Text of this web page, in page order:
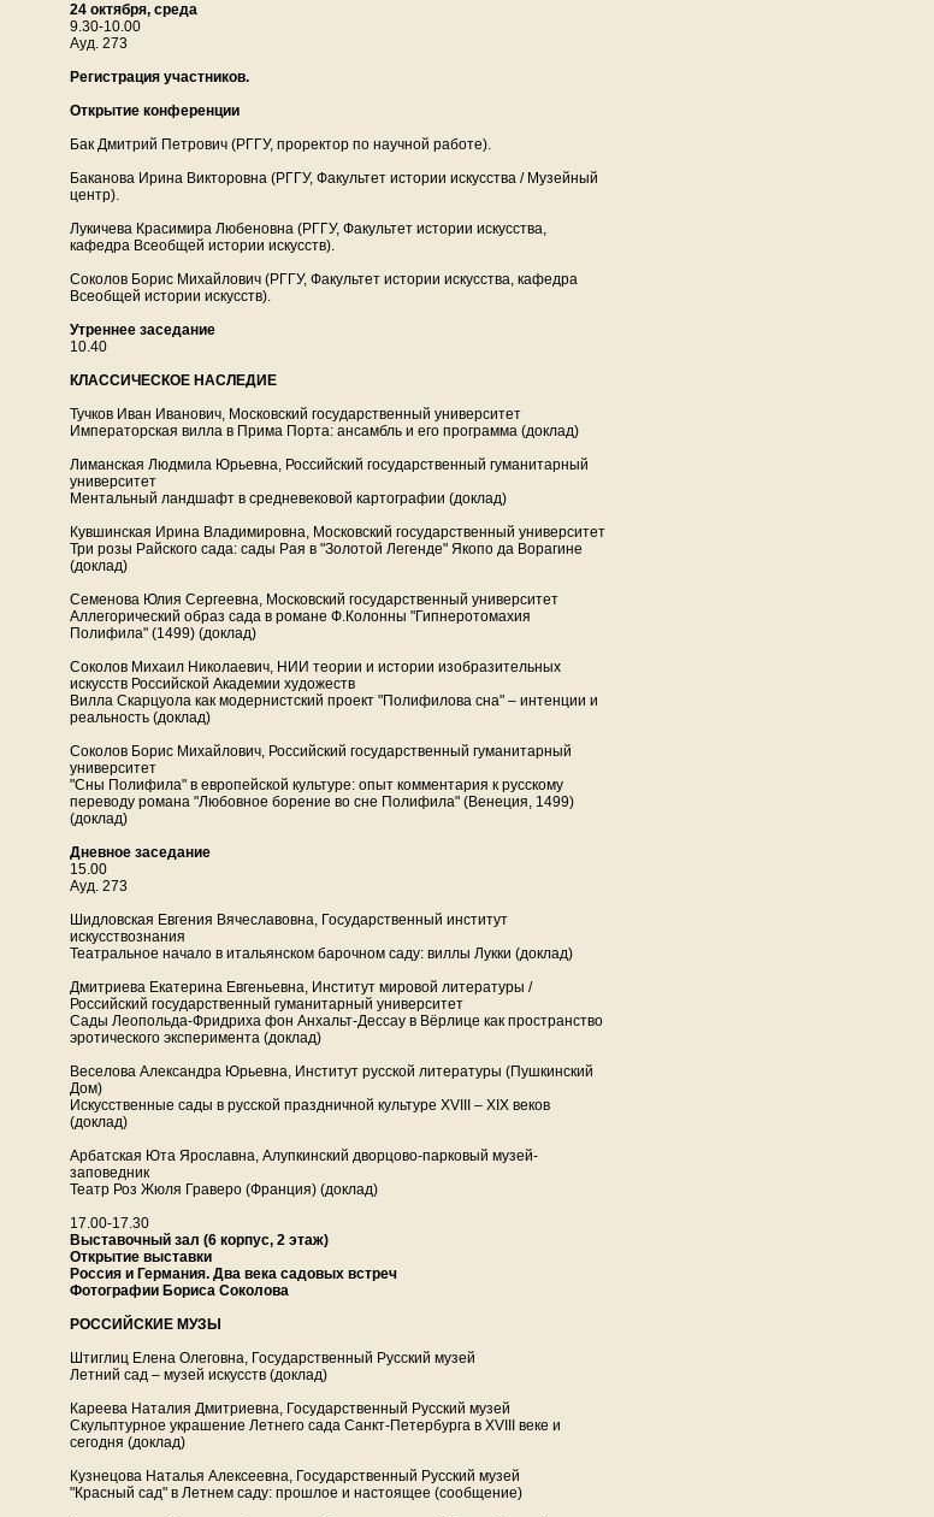
24 октября, среда
9.30-10.00
Ауд. 273
Регистрация участников.
Открытие конференции
Бак Дмитрий Петрович (РГГУ, проректор по научной работе).
Баканова Ирина Викторовна (РГГУ, Факультет истории искусства / Музейный
центр).
Лукичева Красимира Любеновна (РГГУ, Факультет истории искусства,
кафедра Всеобщей истории искусств).
Соколов Борис Михайлович (РГГУ, Факультет истории искусства, кафедра
Всеобщей истории искусств).
Утреннее заседание
10.40
КЛАССИЧЕСКОЕ НАСЛЕДИЕ
Тучков Иван Иванович, Московский государственный университет
Императорская вилла в Прима Порта: ансамбль и его программа (доклад)
Лиманская Людмила Юрьевна, Российский государственный гуманитарный
университет
Ментальный ландшафт в средневековой картографии (доклад)
Кувшинская Ирина Владимировна, Московский государственный университет
Три розы Райского сада: сады Рая в "Золотой Легенде" Якопо да Ворагине
(доклад)
Семенова Юлия Сергеевна, Московский государственный университет
Аллегорический образ сада в романе Ф.Колонны "Гипнеротомахия
Полифила" (1499) (доклад)
Cоколов Михаил Николаевич, НИИ теории и истории изобразительных
искусств Российской Академии художеств
Вилла Скарцуола как модернистский проект "Полифилова сна" – интенции и
реальность (доклад)
Соколов Борис Михайлович, Российский государственный гуманитарный
университет
"Сны Полифила" в европейской культуре: опыт комментария к русскому
переводу романа "Любовное борение во сне Полифила" (Венеция, 1499)
(доклад)
Дневное заседание
15.00
Ауд. 273
Шидловская Евгения Вячеславовна, Государственный институт
искусствознания
Театральное начало в итальянском барочном саду: виллы Лукки (доклад)
Дмитриева Екатерина Евгеньевна, Институт мировой литературы /
Российский государственный гуманитарный университет
Сады Леопольда-Фридриха фон Анхальт-Дессау в Вёрлице как пространство
эротического эксперимента (доклад)
Веселова Александра Юрьевна, Институт русской литературы (Пушкинский
Дом)
Искусственные сады в русской праздничной культуре XVIII – XIX веков
(доклад)
Арбатская Юта Ярославна, Алупкинский дворцово-парковый музей-
заповедник
Театр Роз Жюля Граверо (Франция) (доклад)
17.00-17.30
Выставочный зал (6 корпус, 2 этаж)
Открытие выставки
Россия и Германия. Два века садовых встреч
Фотографии Бориса Соколова
РОССИЙСКИЕ МУЗЫ
Штиглиц Елена Олеговна, Государственный Русский музей
Летний сад – музей искусств (доклад)
Кареева Наталия Дмитриевна, Государственный Русский музей
Скульптурное украшение Летнего сада Санкт-Петербурга в XVIII веке и
сегодня (доклад)
Кузнецова Наталья Алексеевна, Государственный Русский музей
"Красный сад" в Летнем саду: прошлое и настоящее (сообщение)